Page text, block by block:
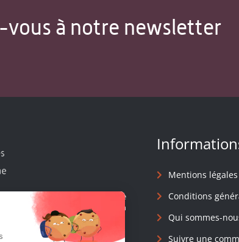
vous à notre newsletter
Maison Sciences de l'Homme
la diffusion des connaissances en
Mentions légales
Conditions
Qui sommes-
Suivre une